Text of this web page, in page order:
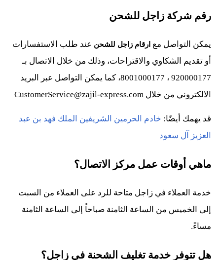
رقم شركة زاجل للشحن
يمكن التواصل مع ارقام زاجل للشحن عند طلب الاستفسارات
أو تقديم الشكاوي والاقتراحات، وذلك من خلال الاتصال بـ
920000177 ، 8001000177، كما يمكن التواصل عبر البريد
الالكتروني من خلال CustomerService@zajil-express.com
قد يهمك أيضًا: خادم الحرمين الشريفين الملك فهد بن عبد
العزيز آل سعود
ماهي أوقات عمل مركز الاتصال؟
خدمة العملاء في زاجل متاحة للرد على العملاء من السبت
إلى الخميس من الساعة الثامنة صباحاً إلى الساعة الثامنة
مساءً.
هل تتوفر خدمة تغليف الشحنة في زاجل؟